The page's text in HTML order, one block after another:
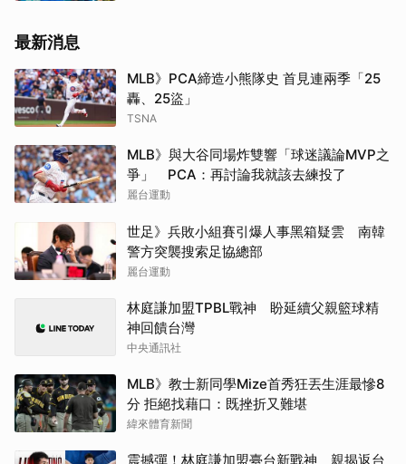
最新消息
MLB》PCA締造小熊隊史 首見連兩季「25
轟、25盜」
TSNA
MLB》與大谷同場炸雙響「球迷議論MVP之
爭」 PCA：再討論我就該去練投了
麗台運動
世足》兵敗小組賽引爆人事黑箱疑雲 南韓
警方突襲搜索足協總部
麗台運動
林庭謙加盟TPBL戰神 盼延續父親籃球精
神回饋台灣
中央通訊社
MLB》教士新同學Mize首秀狂丟生涯最慘8
分 拒絕找藉口：既挫折又難堪
緯來體育新聞
震撼彈！林庭謙加盟臺台新戰神 親揭返台